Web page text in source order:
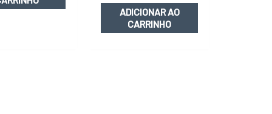
ADICIONAR AO
CARRINHO